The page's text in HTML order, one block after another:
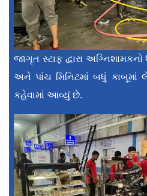
જાગૃત સ્ટાફ દ્વારા
અને પાંચ મિનિટમાં બધું કાબૂમાં
કહેવામાં આવ્યું છે.